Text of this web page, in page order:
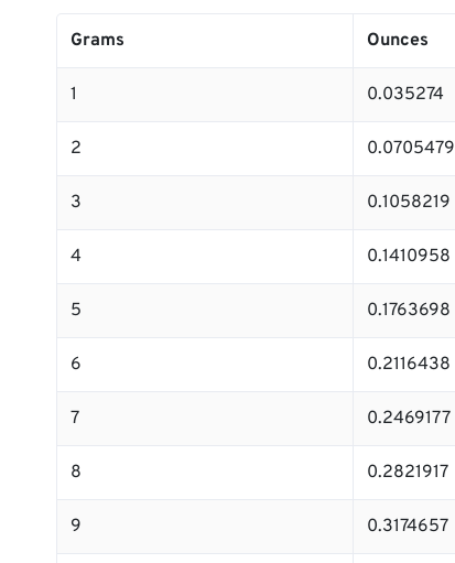
Grams Ounces
1 0.035274
2 0.0705479
3 0.1058219
4 0.1410958
5 0.1763698
6 0.2116438
7 0.2469177
8 0.2821917
9 0.3174657